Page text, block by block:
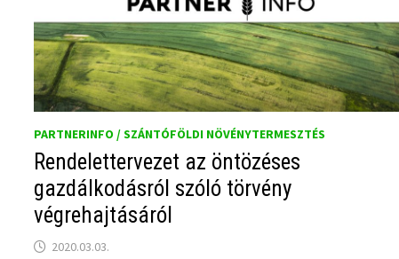
PARTNERINFO / SZÁNTÓFÖLDI NÖVÉNYTERMESZTÉS
Rendelettervezet az öntözéses
gazdálkodásról szóló törvény
végrehajtásáról
2020.03.03.